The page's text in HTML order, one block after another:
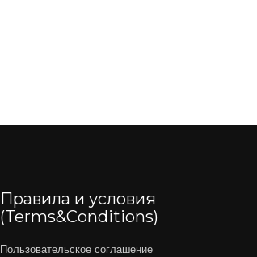
Правила и условия
(Terms&Conditions)
Пользовательское соглашение